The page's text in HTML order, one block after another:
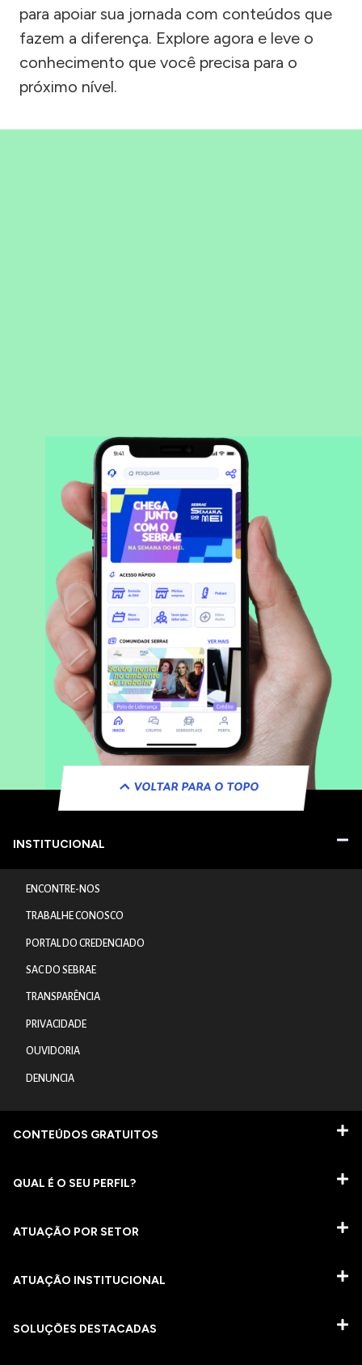
para apoiar sua jornada com conteúdos que
fazem a diferença. Explore agora e leve o
conhecimento que você precisa para o
próximo nível.
VOLTAR PARA O TOPO
INSTITUCIONAL
ENCONTRE-NOS
TRABALHE CONOSCO
PORTAL DO CREDENCIADO
SAC DO SEBRAE
TRANSPARÊNCIA
PRIVACIDADE
OUVIDORIA
DENUNCIA
CONTEÚDOS GRATUITOS
QUAL É O SEU PERFIL?
ATUAÇÃO POR SETOR
ATUAÇÃO INSTITUCIONAL
SOLUÇÕES DESTACADAS